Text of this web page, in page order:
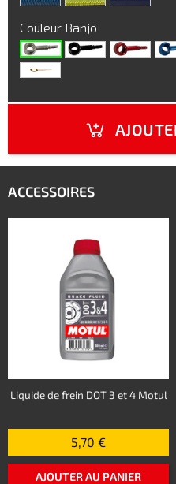
Couleur Banjo
ACCESSOIRES
Liquide de frein DOT 3 et 4 Motul
5,70 €
AJOUTER AU PANIER